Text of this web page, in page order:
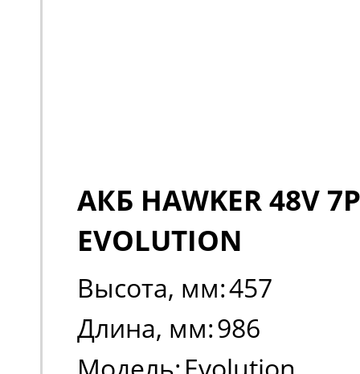
АКБ HAWKER 48V
EVOLUTION
Высота, мм:457
Длина, мм:986